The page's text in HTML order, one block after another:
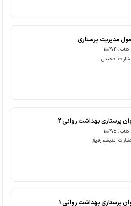
مدیریت پرستاری
: 100404
اطمینان
پرستاری بهداشت روانی 2
: 100405
اندیشه رفیع
پرستاری بهداشت روانی 1